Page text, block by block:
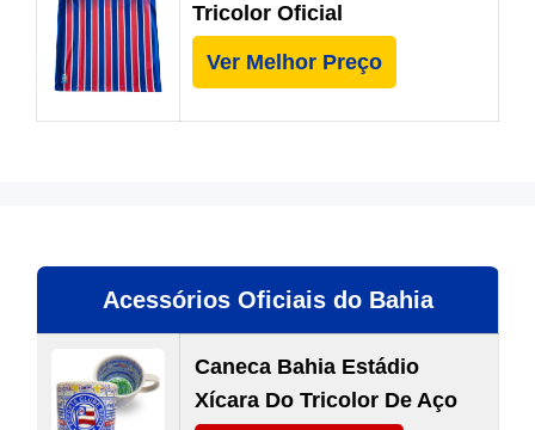
Tricolor Oficial
Ver Melhor Preço
Acessórios Oficiais do Bahia
Caneca Bahia Estádio
Xícara Do Tricolor De Aço